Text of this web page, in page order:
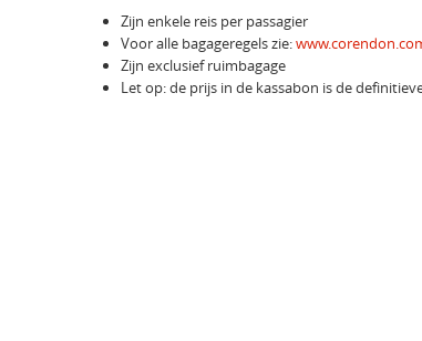
Zijn enkele reis per passagier
Voor alle bagageregels zie:
Zijn exclusief ruimbagage
Let op: de prijs in de kassabon is de